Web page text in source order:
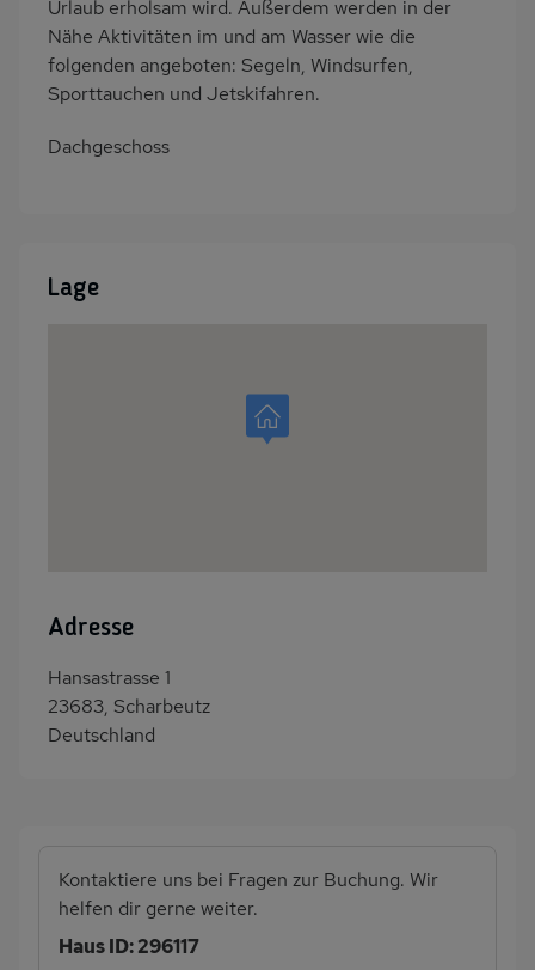
Einzelbett
Doppelbett
Schlafcouch
Kinderzimmer
Bad/WC
Dusche/Bad/WC
Backofen
Küchenzeile
Garage
Esstisch
Urlaub erholsam wird. Außerdem werden in der
Nähe Aktivitäten im und am Wasser wie die
folgenden angeboten: Segeln, Windsurfen,
Sporttauchen und Jetskifahren.
Dachgeschoss
Lage
Adresse
Hansastrasse 1
23683, Scharbeutz
Deutschland
Kontaktiere uns bei Fragen zur Buchung. Wir
helfen dir gerne weiter.
Haus ID: 296117